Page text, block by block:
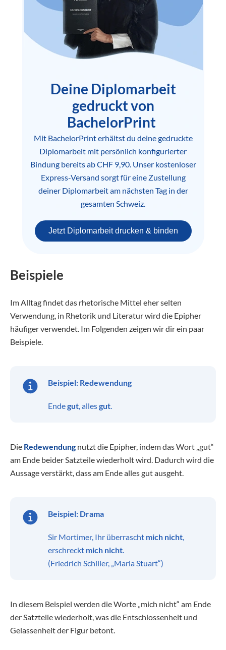
Deine Diplomarbeit
gedruckt von
BachelorPrint
Mit BachelorPrint erhältst du deine gedruckte
Diplomarbeit mit persönlich konfigurierter
Bindung bereits ab CHF 9,90. Unser kostenloser
Express-Versand sorgt für eine Zustellung
deiner Diplomarbeit am nächsten Tag in der
gesamten Schweiz.
Jetzt Diplomarbeit drucken & binden
Beispiele
Im Alltag findet das rhetorische Mittel eher selten
Verwendung, in Rhetorik und Literatur wird die Epipher
häufiger verwendet. Im Folgenden zeigen wir dir ein paar
Beispiele.
Beispiel: Redewendung
Endegut, allesgut.
Die Redewendung nutzt die Epipher, indem das Wort „gut“
am Ende beider Satzteile wiederholt wird. Dadurch wird die
Aussage verstärkt, dass am Ende alles gut ausgeht.
Beispiel: Drama
Sir Mortimer, Ihr überrascht mich nicht,
erschreckt mich nicht.
(Friedrich Schiller, „Maria Stuart“)
In diesem Beispiel werden die Worte „mich nicht“ am Ende
der Satzteile wiederholt, was die Entschlossenheit und
Gelassenheit der Figur betont.